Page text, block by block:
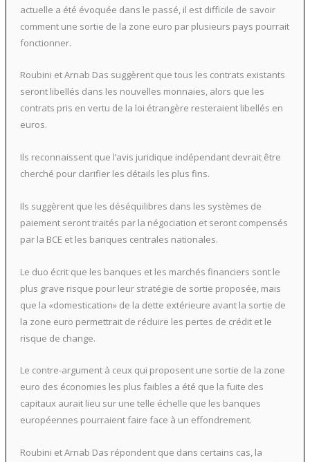
actuelle a été évoquée dans le passé, il est difficile de savoir
comment une sortie de la zone euro par plusieurs pays pourrait
fonctionner.
Roubini et Arnab Das suggèrent que tous les contrats existants
seront libellés dans les nouvelles monnaies, alors que les
contrats pris en vertu de la loi étrangère resteraient libellés en
euros.
Ils reconnaissent que l’avis juridique indépendant devrait être
cherché pour clarifier les détails les plus fins.
Ils suggèrent que les déséquilibres dans les systèmes de
paiement seront traités par la négociation et seront compensés
par la BCE et les banques centrales nationales.
Le duo écrit que les banques et les marchés financiers sont le
plus grave risque pour leur stratégie de sortie proposée, mais
que la «domestication» de la dette extérieure avant la sortie de
la zone euro permettrait de réduire les pertes de crédit et le
risque de change.
Le contre-argument à ceux qui proposent une sortie de la zone
euro des économies les plus faibles a été que la fuite des
capitaux aurait lieu sur une telle échelle que les banques
européennes pourraient faire face à un effondrement.
Roubini et Arnab Das répondent que dans certains cas, la